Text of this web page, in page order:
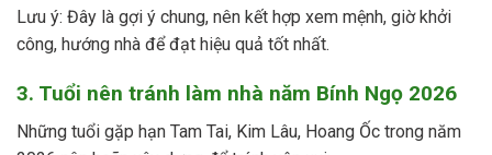
Lưu ý: Đây là gợi ý chung, nên kết hợp xem mệnh, giờ khởi
công, hướng nhà để đạt hiệu quả tốt nhất.
3. Tuổi nên tránh làm nhà năm Bính Ngọ 2026
Những tuổi gặp hạn Tam Tai, Kim Lâu, Hoang Ốc trong năm